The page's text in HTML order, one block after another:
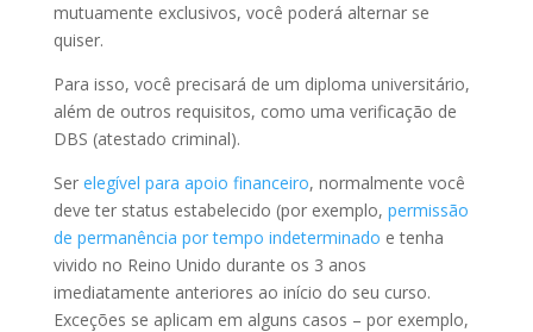
mutuamente exclusivos, você poderá alternar se
quiser.
Para isso, você precisará de um diploma universitário,
além de outros requisitos, como uma verificação de
DBS (atestado criminal).
Ser elegível para apoio financeiro, normalmente você
deve ter status estabelecido (por exemplo, permissão
de permanência por tempo indeterminado e tenha
vivido no Reino Unido durante os 3 anos
imediatamente anteriores ao início do seu curso.
Exceções se aplicam em alguns casos – por exemplo,